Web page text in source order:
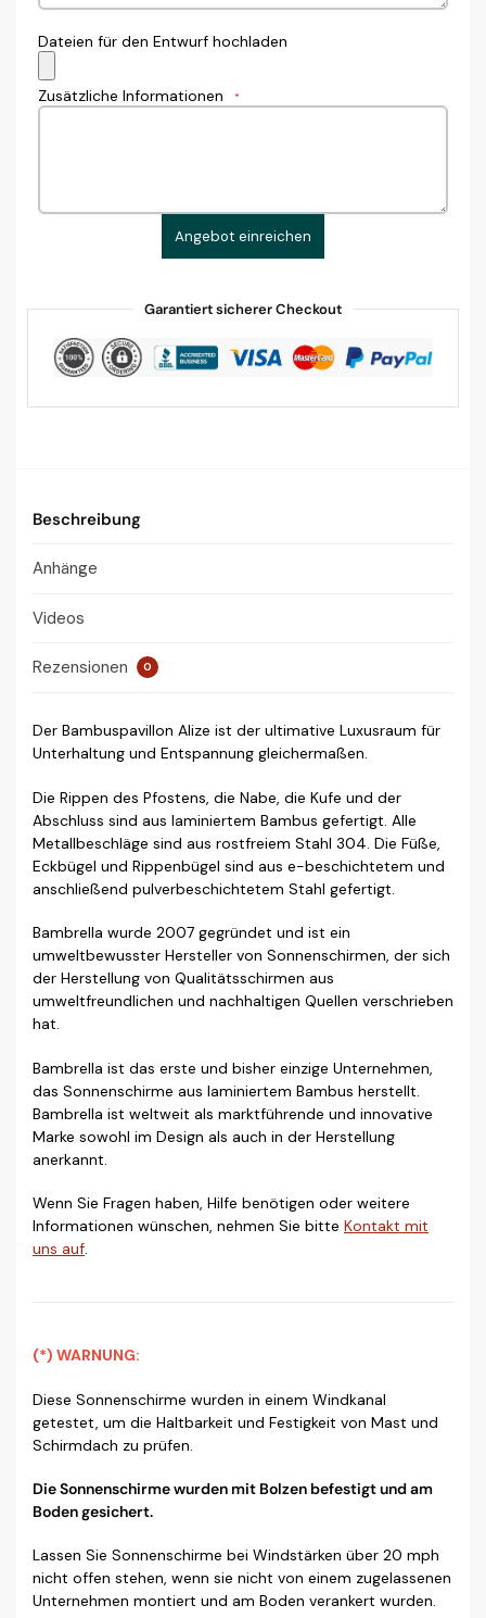
Dateien für den Entwurf hochladen
Zusätzliche Informationen *
Angebot einreichen
Garantiert sicherer Checkout
Beschreibung
Anhänge
Videos
Rezensionen 0
Der Bambuspavillon Alize ist der ultimative Luxusraum für
Unterhaltung und Entspannung gleichermaßen.
Die Rippen des Pfostens, die Nabe, die Kufe und der
Abschluss sind aus laminiertem Bambus gefertigt. Alle
Metallbeschläge sind aus rostfreiem Stahl 304. Die Füße,
Eckbügel und Rippenbügel sind aus e-beschichtetem und
anschließend pulverbeschichtetem Stahl gefertigt.
Bambrella wurde 2007 gegründet und ist ein
umweltbewusster Hersteller von Sonnenschirmen, der sich
der Herstellung von Qualitätsschirmen aus
umweltfreundlichen und nachhaltigen Quellen verschrieben
hat.
Bambrella ist das erste und bisher einzige Unternehmen,
das Sonnenschirme aus laminiertem Bambus herstellt.
Bambrella ist weltweit als marktführende und innovative
Marke sowohl im Design als auch in der Herstellung
anerkannt.
Wenn Sie Fragen haben, Hilfe benötigen oder weitere
Informationen wünschen, nehmen Sie bitte Kontakt mit
uns auf.
(*) WARNUNG:
Diese Sonnenschirme wurden in einem Windkanal
getestet, um die Haltbarkeit und Festigkeit von Mast und
Schirmdach zu prüfen.
Die Sonnenschirme wurden mit Bolzen befestigt und am
Boden gesichert.
Lassen Sie Sonnenschirme bei Windstärken über 20 mph
nicht offen stehen, wenn sie nicht von einem zugelassenen
Unternehmen montiert und am Boden verankert wurden.